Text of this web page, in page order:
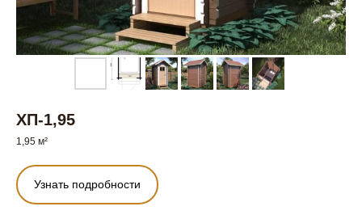
ХП-1,95
1,95 м²
Узнать подробности